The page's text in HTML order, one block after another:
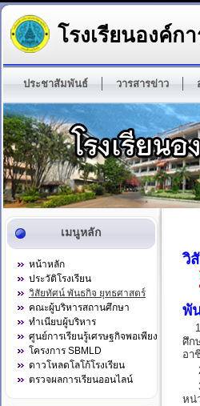
โรงเรียนองค์
ประชาสัมพันธ์ วารสารข่าว
เมนูหลัก
หน้าหลัก
ประวัติโรงเรียน
วิสัยทัศน์ พันธกิจ ยุทธศาสตร์
คณะผู้บริหารสถานศึกษา
ทำเนียบผู้บริหาร
ศูนย์การเรียนรู้เศรษฐกิจพอเพียง
โครงการ SBMLD
ดาวโหลดโลโก้โรงเรียน
ตรวจผลการเรียนออนไลน์
วิ
พั
ศึก
อา
2.
หน่